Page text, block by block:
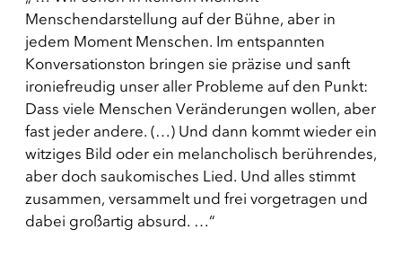
Menschendarstellung auf der Bühne, aber in
jedem Moment Menschen. Im entspannten
Konversationston bringen sie präzise und sanft
ironiefreudig unser aller Probleme auf den Punkt:
Dass viele Menschen Veränderungen wollen, aber
fast jeder andere. (…) Und dann kommt wieder ein
witziges Bild oder ein melancholisch berührendes,
aber doch saukomisches Lied. Und alles stimmt
zusammen, versammelt und frei vorgetragen und
dabei großartig absurd. …“